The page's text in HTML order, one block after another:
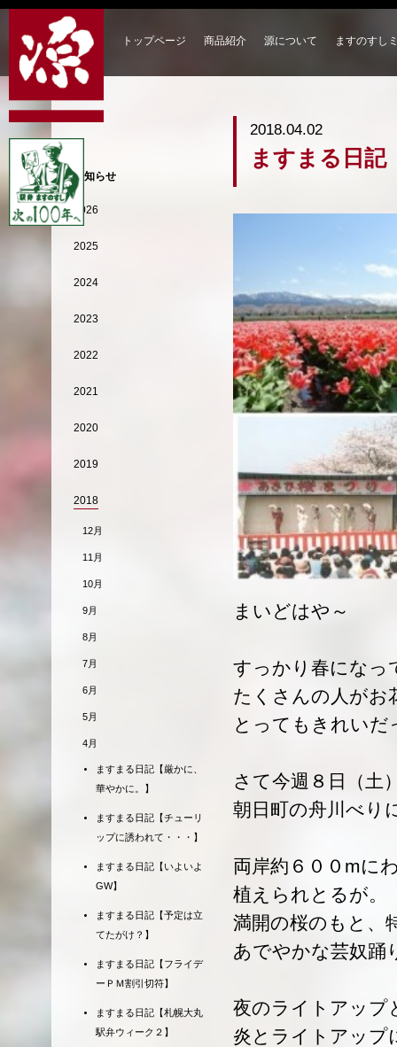
トップページ 商品紹介 源について ますのすし
2018.04.02
ますまる日記
まいどはや～
すっかり春になっ
たくさんの人がお
とってもきれいだ
さて今週８日（土
朝日町の舟川べり
両岸約６００mに
植えられとるが。
満開の桜のもと、
あでやかな芸奴踊
夜のライトアップ
炎とライトアップ
お知らせ
2026
2025
2024
2023
2022
2021
2020
2019
2018
12月
11月
10月
9月
8月
7月
6月
5月
4月
ますまる日記【厳かに、
華やかに。】
ますまる日記【チューリ
ップに誘われて・・・】
ますまる日記【いよいよ
GW】
ますまる日記【予定は立
てたがけ？】
ますまる日記【フライデ
ーＰＭ割引切符】
ますまる日記【札幌大丸
駅弁ウィーク２】